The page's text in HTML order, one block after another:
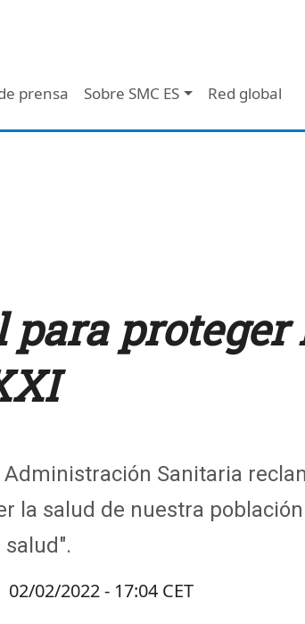
prensa Sobre SMC ES Red global
para proteger
Sanitaria
la salud de nuestra
02/02/2022 - 17:04 CET